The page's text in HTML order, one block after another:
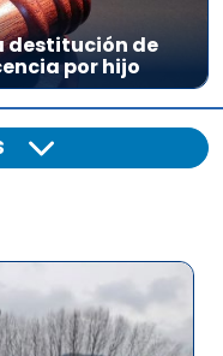
destitución de
por hijo